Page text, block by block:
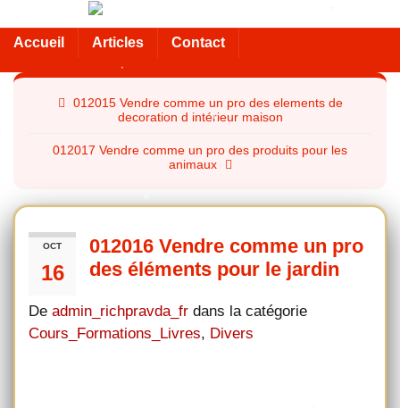
Accueil Articles Contact
012015 Vendre comme un pro des elements de
decoration d intérieur maison
012017 Vendre comme un pro des produits pour les
animaux
OCT
16
012016 Vendre comme un pro
des éléments pour le jardin
De admin_richpravda_fr dans la catégorie
Cours_Formations_Livres, Divers